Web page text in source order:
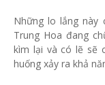
Những lo lắng này
Trung Hoa đang
kìm lại và có lẽ sẽ
huống xảy ra khả